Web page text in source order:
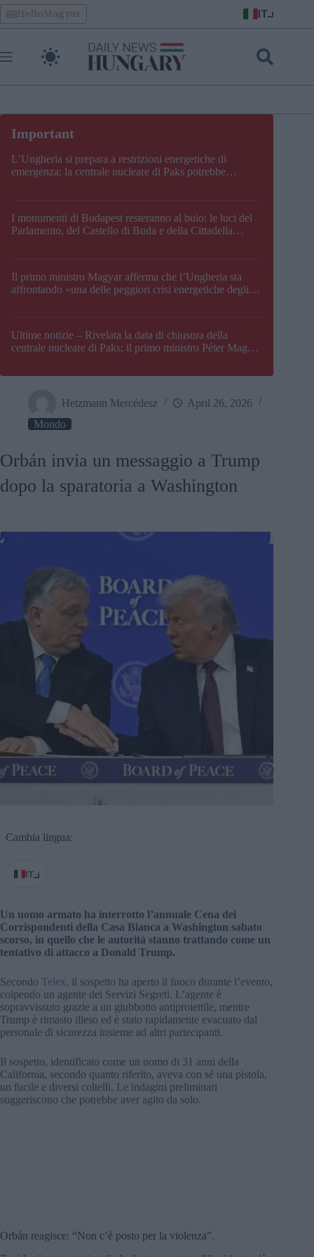
Skip
to
content
HelloMagyar IT
L’Ungheria si prepara a restrizioni energetiche di
emergenza; la centrale nucleare di Paks potrebbe
I monumenti di Budapest resteranno al buio: le luci del
Parlamento, del Castello di Buda e della Cittadella
Il primo ministro Magyar afferma che l’Ungheria sta
affrontando «una delle peggiori crisi energetiche degli
Ultime notizie – Rivelata la data di chiusura della
centrale nucleare di Paks; il primo ministro Péter Magyar
Hetzmann Mercédesz
April 26, 2026
Mondo
Orbán invia un messaggio a Trump
dopo la sparatoria a Washington
Cambia lingua:
IT
Un uomo armato ha interrotto l’annuale Cena dei
Corrispondenti della Casa Bianca a Washington sabato
scorso, in quello che le autorità stanno trattando come un
tentativo di attacco a Donald Trump.
Secondo Telex, il sospetto ha aperto il fuoco durante l’evento,
colpendo un agente dei Servizi Segreti. L’agente è
sopravvissuto grazie a un giubbotto antiproiettile, mentre
Trump è rimasto illeso ed è stato rapidamente evacuato dal
personale di sicurezza insieme ad altri partecipanti.
Il sospetto, identificato come un uomo di 31 anni della
California, secondo quanto riferito, aveva con sé una pistola,
un fucile e diversi coltelli. Le indagini preliminari
suggeriscono che potrebbe aver agito da solo.
Orbán reagisce: “Non c’è posto per la violenza”.